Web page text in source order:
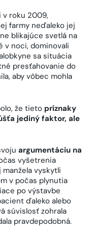
v roku 2009,
farmy neďaleko jej
blikajúce svetlá na
v noci, dominovali
sa situácia
presťahovanie do
aby vôbec mohla
že tieto príznaky
jediný faktor, ale
argumentáciu na
vyšetrenia
manžela vyskytli
v počas plynutia
po výstavbe
ďaleko alebo
súvislosť zohrala
pravdepodobná.